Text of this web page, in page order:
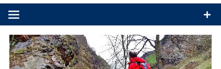
Produkttests und Buchrezensionen. Ein Blog für alle, die gern